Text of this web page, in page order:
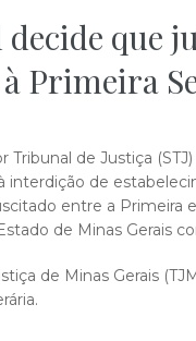
decide que
Primeira
Tribunal de Justiça
interdição de
entre a Primeira
de Minas Gerais
de Minas Gerais